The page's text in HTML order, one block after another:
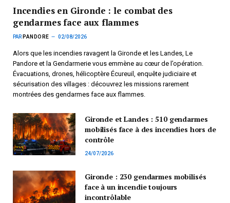
Incendies en Gironde : le combat des
gendarmes face aux flammes
PAR PANDORE 02/08/2026
Alors que les incendies ravagent la Gironde et les Landes, Le
Pandore et la Gendarmerie vous emmène au cœur de l’opération.
Évacuations, drones, hélicoptère Écureuil, enquête judiciaire et
sécurisation des villages : découvrez les missions rarement
montrées des gendarmes face aux flammes.
Gironde et Landes : 510 gendarmes
mobilisés face à des incendies hors de
contrôle
24/07/2026
Gironde : 230 gendarmes mobilisés
face à un incendie toujours
incontrôlable